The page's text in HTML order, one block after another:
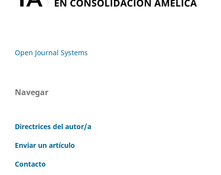
Open Journal Systems
Navegar
Directrices del autor/a
Enviar un artículo
Contacto